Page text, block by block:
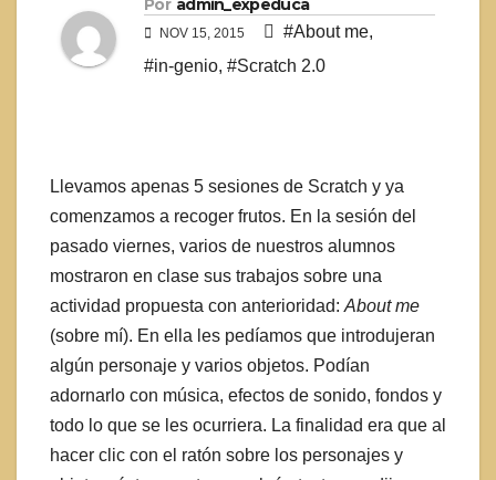
Por admin_expeduca
NOV 15, 2015 #About me,
#in-genio, #Scratch 2.0
Llevamos apenas 5 sesiones de Scratch y ya
comenzamos a recoger frutos. En la sesión del
pasado viernes, varios de nuestros alumnos
mostraron en clase sus trabajos sobre una
actividad propuesta con anterioridad: About me
(sobre mí). En ella les pedíamos que introdujeran
algún personaje y varios objetos. Podían
adornarlo con música, efectos de sonido, fondos y
todo lo que se les ocurriera. La finalidad era que al
hacer clic con el ratón sobre los personajes y